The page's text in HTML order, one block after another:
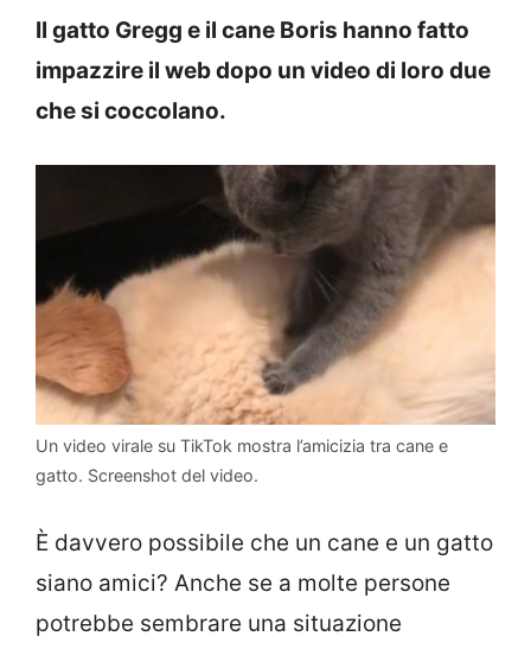
Il gatto Gregg e il cane Boris hanno fatto
impazzire il web dopo un video di loro due
che si coccolano.
Un video virale su TikTok mostra l’amicizia tra cane e
gatto. Screenshot del video.
È davvero possibile che un cane e un gatto
siano amici? Anche se a molte persone
potrebbe sembrare una situazione